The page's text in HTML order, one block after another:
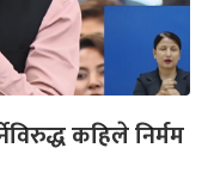
कहिले निर्मम